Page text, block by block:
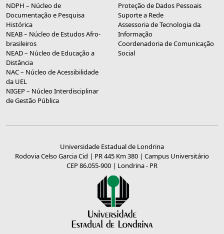
NDPH – Núcleo de
Documentação e Pesquisa
Histórica
NEAB – Núcleo de Estudos Afro-
brasileiros
NEAD – Núcleo de Educação a
Distância
NAC – Núcleo de Acessibilidade
da UEL
NIGEP – Núcleo Interdisciplinar
de Gestão Pública
Proteção de Dados Pessoais
Suporte a Rede
Assessoria de Tecnologia da
Informação
Coordenadoria de Comunicação
Social
Universidade Estadual de Londrina
Rodovia Celso Garcia Cid | PR 445 Km 380 | Campus Universitário
CEP 86.055-900 | Londrina - PR